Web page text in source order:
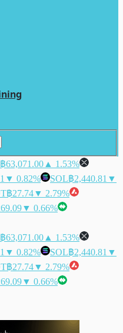
฿63,071.00 ▲ 1.53%
▼ 0.82% SOL฿2,440.81 ▼
฿27.74▼ 2.79%
▼ 0.66%
฿63,071.00 ▲ 1.53%
▼ 0.82% SOL฿2,440.81 ▼
฿27.74▼ 2.79%
▼ 0.66%